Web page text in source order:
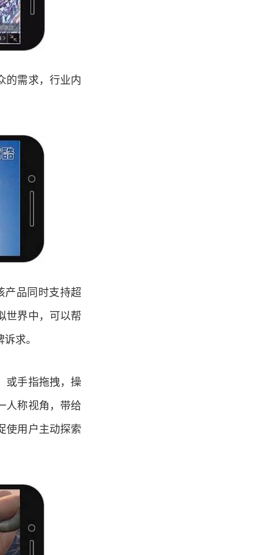
的需求，行业内
产品同时支持超
世界中，可以帮
求。
或手指拖拽，操
人称视角，带给
使用户主动探索